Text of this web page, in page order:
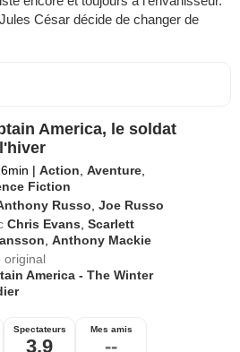
César décide de changer de
America, le soldat
| Action ,Aventure
Fiction
Russo ,Joe Russo
Chris Evans ,Scarlett
,Anthony Mackie
original
America - The Winter
Spectateurs
3,9
Mes amis
--